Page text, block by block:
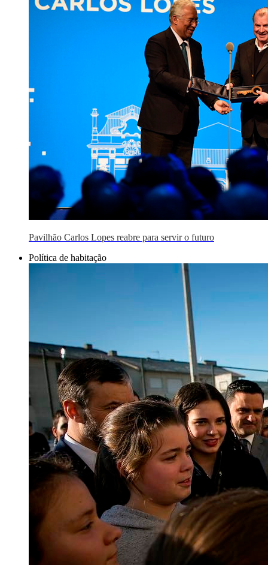
Pavilhão Carlos Lopes reabre para servir o futuro
Política de habitação